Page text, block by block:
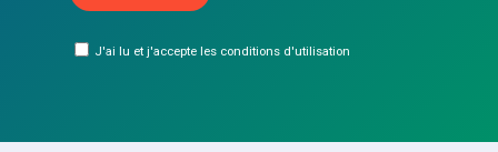
J'ai lu et j'accepte les conditions d'utilisation